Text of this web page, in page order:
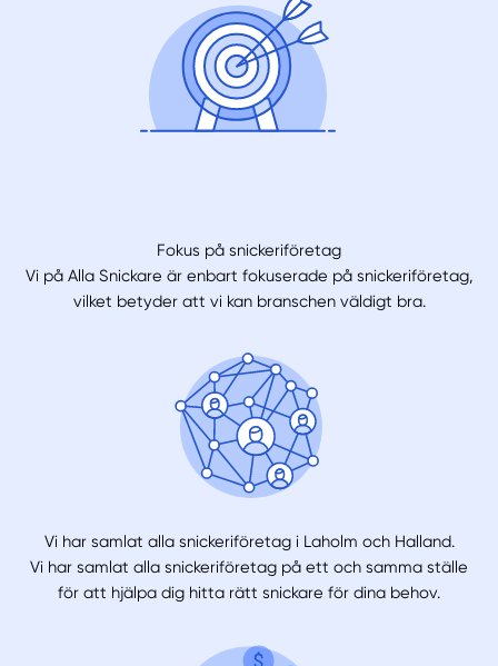
Fokus på snickeriföretag
Vi på Alla Snickare är enbart fokuserade på snickeriföretag,
vilket betyder att vi kan branschen väldigt bra.
Vi har samlat alla snickeriföretag i Laholm och Halland.
Vi har samlat alla snickeriföretag på ett och samma ställe
för att hjälpa dig hitta rätt snickare för dina behov.